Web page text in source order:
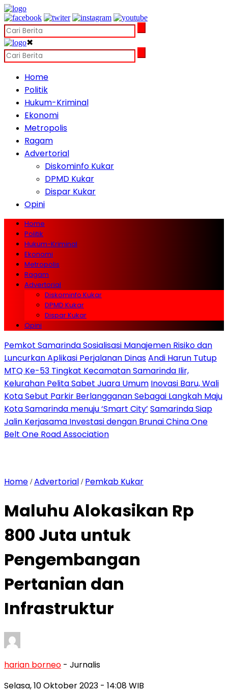
✖
Home
Politik
Hukum-Kriminal
Ekonomi
Metropolis
Ragam
Advertorial
Diskominfo Kukar
DPMD Kukar
Dispar Kukar
Opini
Home
Politik
Hukum-Kriminal
Ekonomi
Metropolis
Ragam
Advertorial
Diskominfo Kukar
DPMD Kukar
Dispar Kukar
Opini
Pemkot Samarinda Sosialisasi Manajemen Risiko dan
Luncurkan Aplikasi Perjalanan DinasAndi Harun Tutup
MTQ Ke-53 Tingkat Kecamatan Samarinda Ilir,
Kelurahan Pelita Sabet Juara Umum Inovasi Baru, Wali
Kota Sebut Parkir Berlangganan Sebagai Langkah Maju
Kota Samarinda menuju ‘Smart City’ Samarinda Siap
Jalin Kerjasama Investasi dengan Brunai China One
Belt One Road Association
Home /Advertorial / Pemkab Kukar
Maluhu Alokasikan Rp
800 Juta untuk
Pengembangan
Pertanian dan
Infrastruktur
harian borneo - Jurnalis
Selasa, 10 Oktober 2023 - 14:08 WIB